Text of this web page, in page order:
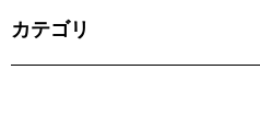
カテゴリ